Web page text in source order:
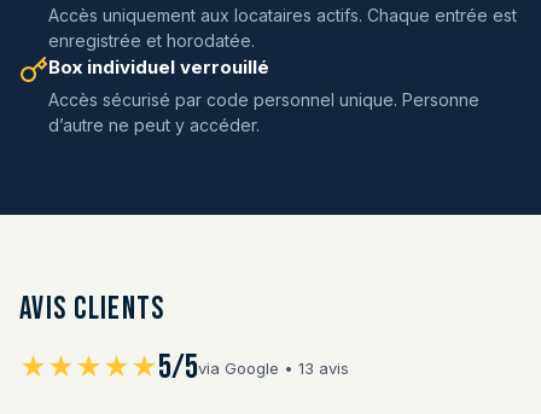
Accès uniquement aux locataires actifs. Chaque entrée est
enregistrée et horodatée.
Box individuel verrouillé
Accès sécurisé par code personnel unique. Personne
d’autre ne peut y accéder.
Avis clients
★★★★★5/5via Google • 13 avis